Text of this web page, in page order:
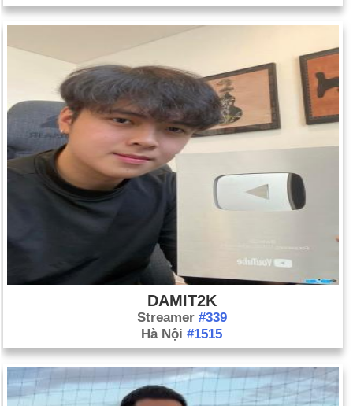
DAMIT2K
Streamer #339
Hà Nội #1515